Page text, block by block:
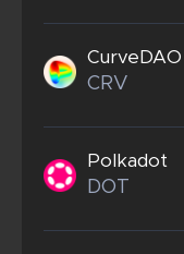
CurveDAO
CRV
Polkadot
DOT